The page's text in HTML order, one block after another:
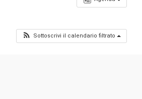
Sottoscrivi il calendario filtrato